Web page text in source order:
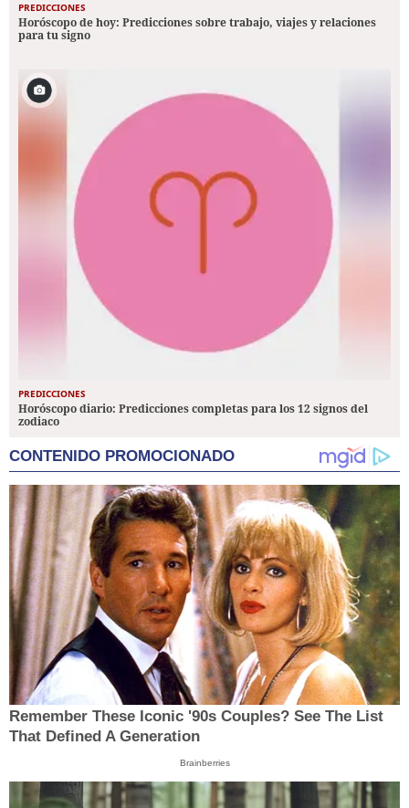
PREDICCIONES
Horóscopo de hoy: Predicciones sobre trabajo, viajes y relaciones
para tu signo
PREDICCIONES
Horóscopo diario: Predicciones completas para los 12 signos del
zodiaco
CONTENIDO PROMOCIONADO
Remember These Iconic '90s Couples? See The List
That Defined A Generation
Brainberries